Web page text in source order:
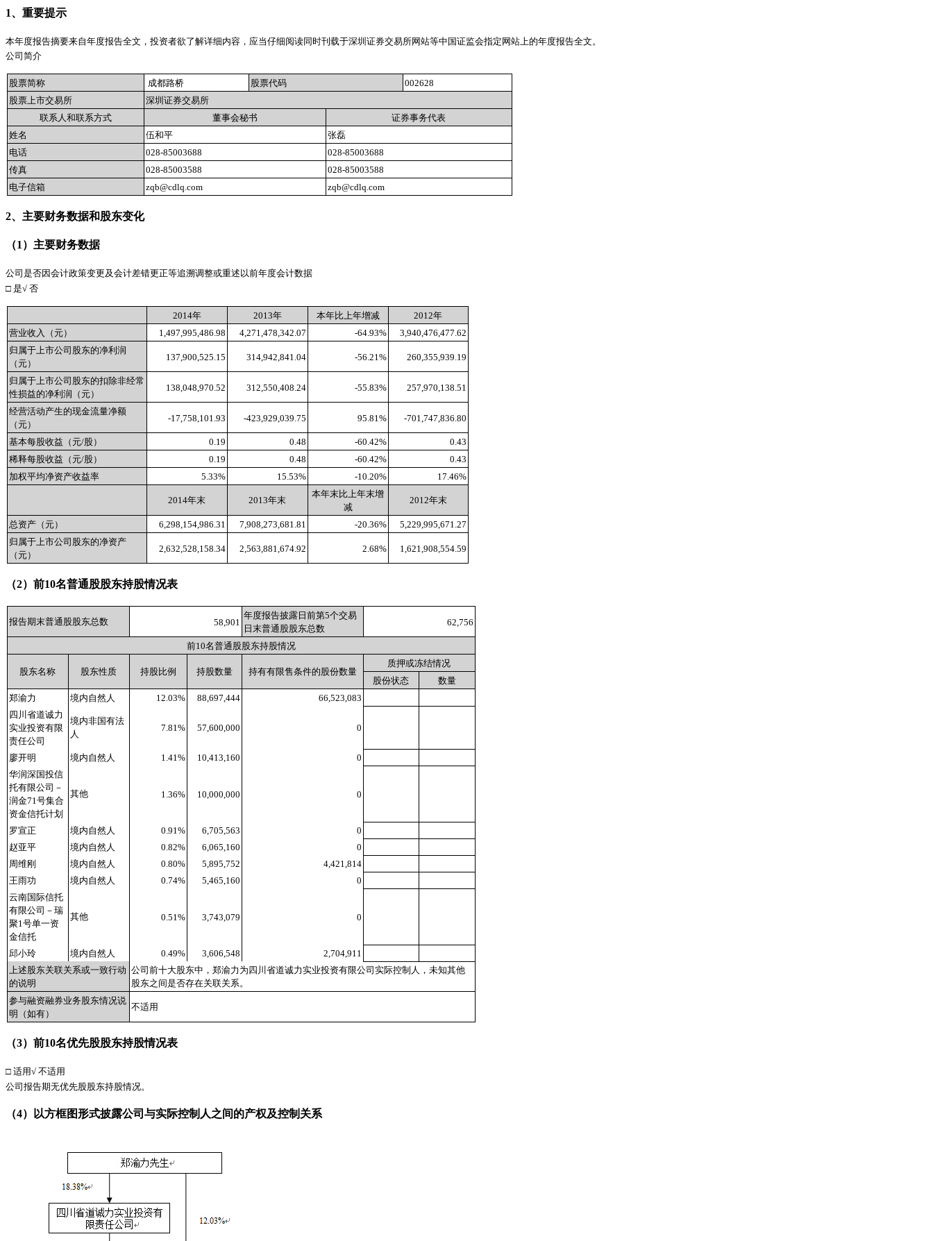
1、重要提示
本年度报告摘要来自年度报告全文，投资者欲了解详细内容，应当仔细阅读同时刊载于深圳证券交易所网站等中国证监会指定网站上的年度报告全文。
公司简介
股票简称 成都路桥 股票代码
002628
股票上市交易所
深圳证券交易所
联系人和联系方式
董事会秘书
证券事务代表
姓名
伍和平
张磊
电话
028-85003688
028-85003688
传真
028-85003588
028-85003588
电子信箱
zqb@cdlq.com zqb@cdlq.com
2、主要财务数据和股东变化
（1 ）主要财务数据
公司是否因会计政策变更及会计差错更正等追溯调整或重述以前年度会计数据
□ 是√ 否
2014年 2013年 本年比上年增减 2012年
营业收入（元）
1,497,995,486.98 4,271,478,342.07 -64.93%
3,940,476,477.62
归属于上市公司股东的净利润
（元）
137,900,525.15 314,942,841.04 -56.21% 260,355,939.19
归属于上市公司股东的扣除非经常
性损益的净利润（元）
138,048,970.52 312,550,408.24 -55.83% 257,970,138.51
经营活动产生的现金流量净额
（元）
-17,758,101.93 -423,929,039.75 95.81% -701,747,836.80
基本每股收益（元/股） 0.19 0.48 -60.42%
0.43
稀释每股收益（元/股） 0.19 0.48 -60.42%
0.43
加权平均净资产收益率
5.33% 15.53% -10.20% 17.46%
2014年末 2013年末
本年末比上年末增
减
2012年末
总资产（元） 6,298,154,986.31 7,908,273,681.81 -20.36%
5,229,995,671.27
归属于上市公司股东的净资产
（元）
2,632,528,158.34 2,563,881,674.92 2.68% 1,621,908,554.59
（2）前10名普通股股东持股情况表
报告期末普通股股东总数 58,901
年度报告披露日前第5个交易
日末普通股股东总数
62,756
前10名普通股股东持股情况
股东名称 股东性质 持股比例 持股数量 持有有限售条件的股份数量
质押或冻结情况
股份状态
数量
郑渝力
境内自然人 12.03% 88,697,444
66,523,083
四川省道诚力
实业投资有限
责任公司
境内非国有法
人
7.81% 57,600,000 0
廖开明 境内自然人 1.41% 10,413,160
0
华润深国投信
托有限公司－
润金71 号集合
资金信托计划
其他 1.36% 10,000,000 0
罗宣正 境内自然人 0.91% 6,705,563
0
赵亚平
境内自然人 0.82% 6,065,160
0
周维刚
境内自然人 0.80% 5,895,752
4,421,814
王雨功
境内自然人 0.74% 5,465,160
0
云南国际信托
有限公司－瑞
聚1 号单一资
金信托
其他 0.51% 3,743,079 0
邱小玲 境内自然人 0.49% 3,606,548
2,704,911
上述股东关联关系或一致行动
的说明
公司前十大股东中，郑渝力为四川省道诚力实业投资有限公司实际控制人，未知其他
股东之间是否存在关联关系。
参与融资融券业务股东情况说
明（如有）
不适用
（3）前10名优先股股东持股情况表
□ 适用√ 不适用
公司报告期无优先股股东持股情况。
（4）以方框图形式披露公司与实际控制人之间的产权及控制关系